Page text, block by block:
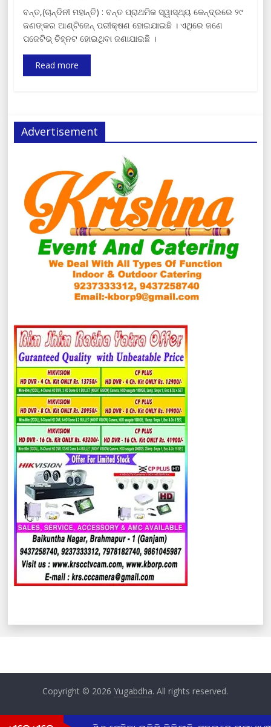
ବନ୍ତ,(ଚାନ୍ଦିନୀ ମହାନ୍ତି) : ବନ୍ତ ପ୍ରାଥମିକ ସ୍ୱାସ୍ଥ୍ୟ କେନ୍ଦ୍ରରେ ୨୯
ଜଣଙ୍କର ଆଣ୍ଟିଜେନ୍ ପରୀକ୍ଷଣ ହୋଇଯାଇଛି । ଏଥିରେ ଜଣେ
ପଜେଟିଭ୍ ଚିହ୍ନଟ ହୋଇଥିବା ଜଣାଯାଇଛି ।
Read more
Advertisement
Copyright © 2026Yugabdha. All rights reserved.